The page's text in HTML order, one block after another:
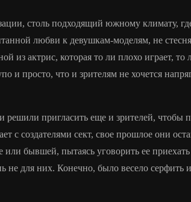
столь подходящий южному климату,
любви к девушкам-моделям, не
актрис, которая то ли плохо играет, то
и просто, что и зрителям не хочется
решили пригласить еще и зрителей,
создателями сект, свое прошлое они
бывшей, пытаясь уговорить ее
для них. Конечно, было весело серфить